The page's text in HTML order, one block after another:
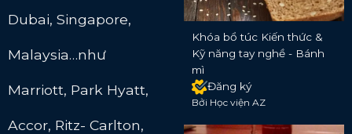
Dubai, Singapore,
Malaysia…như
Marriott, Park Hyatt,
Accor, Ritz- Carlton,
Khóa bổ túc Kiến thức &
Kỹ năng tay nghề - Bánh
mì
Đăng ký
Bởi Học viện AZ